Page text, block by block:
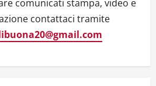
comunicati stampa, video e
contattaci tramite